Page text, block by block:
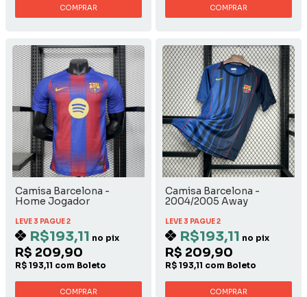
COMPRAR COMPRAR
Camisa Barcelona -
Home Jogador
LEVE 3 PAGUE 2
R$193,11 no pix
R$ 209,90
R$ 193,11 com Boleto
COMPRAR
Camisa Barcelona -
2004/2005 Away
LEVE 3 PAGUE 2
R$193,11 no pix
R$ 209,90
R$ 193,11 com Boleto
COMPRAR